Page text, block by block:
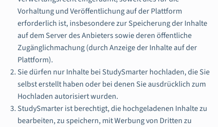
Vorhaltung und Veröffentlichung auf der Plattform
erforderlich ist, insbesondere zur Speicherung der Inhalte
auf dem Server des Anbieters sowie deren öffentliche
Zugänglichmachung (durch Anzeige der Inhalte auf der
Plattform).
Sie dürfen nur Inhalte bei StudySmarter hochladen, die Sie
selbst erstellt haben oder bei denen Sie ausdrücklich zum
Hochladen autorisiert wurden.
StudySmarter ist berechtigt, die hochgeladenen Inhalte zu
bearbeiten, zu speichern, mit Werbung von Dritten zu